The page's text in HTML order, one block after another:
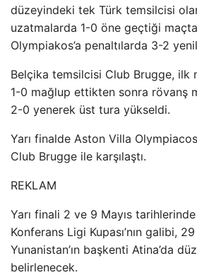
düzeyindeki tek Türk temsilcisi
uzatmalarda 1-0 öne geçtiği
Olympiakos’a penaltılarda 3-2
Belçika temsilcisi Club Brugge, ilk
1-0 mağlup ettikten sonra rövanş
2-0 yenerek üst tura yükseldi.
Yarı finalde Aston Villa
Club Brugge ile karşılaştı.
REKLAM
Yarı finali 2 ve 9 Mayıs
Konferans Ligi Kupası’nın galibi, 29
Yunanistan’ın başkenti Atina’da
belirlenecek.